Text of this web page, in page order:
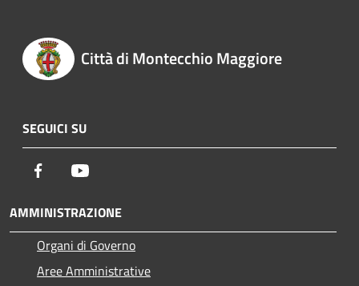
Città di Montecchio Maggiore
SEGUICI SU
Facebook
AMMINISTRAZIONE
Organi di Governo
Aree Amministrative